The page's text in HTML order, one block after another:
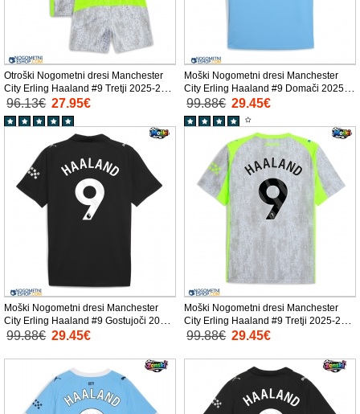
Otroški Nogometni dresi Manchester
City Erling Haaland #9 Tretji 2025-26
Kratek Rokav (+ Kratke hlače)
96.13€ 27.95€
Moški Nogometni dresi Manchester
City Erling Haaland #9 Domači 2025-
26 Kratek Rokav
99.88€ 29.45€
Moški Nogometni dresi Manchester
City Erling Haaland #9 Gostujoči 2025-
26 Kratek Rokav
99.88€ 29.45€
Moški Nogometni dresi Manchester
City Erling Haaland #9 Tretji 2025-26
Kratek Rokav
99.88€ 29.45€